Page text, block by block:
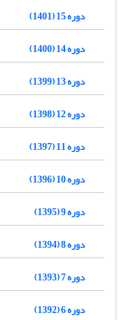
دوره 15 (1401)
دوره 14 (1400)
دوره 13 (1399)
دوره 12 (1398)
دوره 11 (1397)
دوره 10 (1396)
دوره 9 (1395)
دوره 8 (1394)
دوره 7 (1393)
دوره 6 (1392)